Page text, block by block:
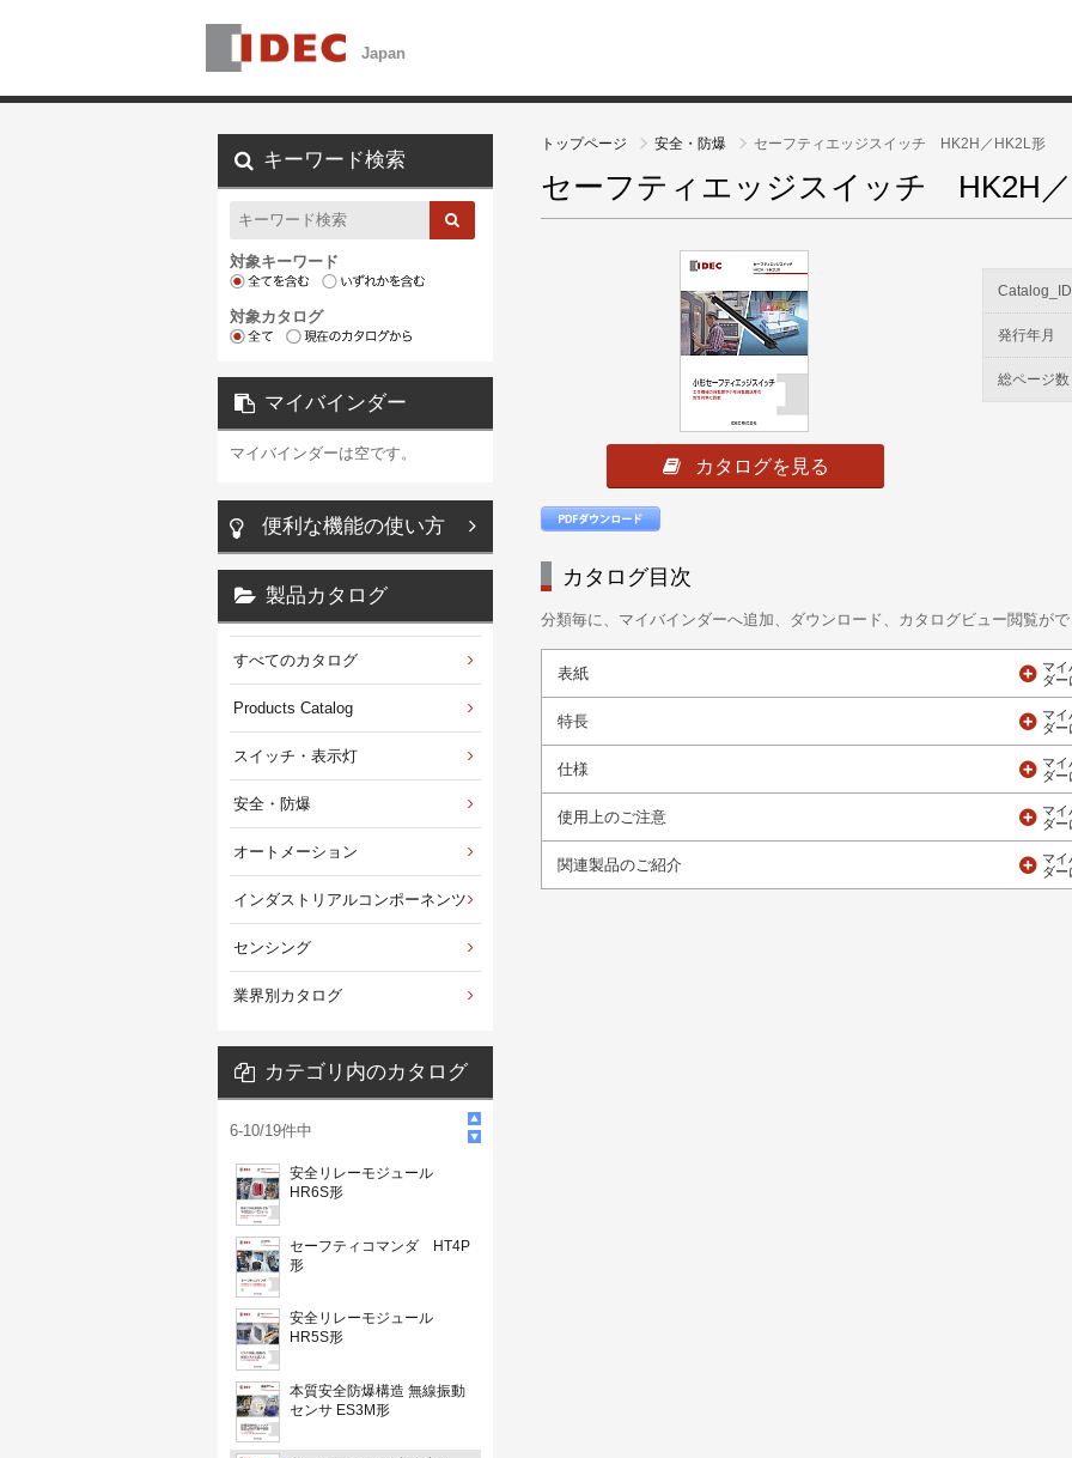
トップページ 安全・防爆 セーフティエッジスイッチ HK2H／HK2L形
セーフティエッジスイッチ HK2H
Catalog_ID
発行年月
総ページ数
カタログ目次
分類毎に、マイバインダーへ追加、ダウンロード、カタログビュー閲覧が
表紙
特長
仕様
使用上のご注意
関連製品のご紹介
キーワード検索
対象キーワード
対象カタログ
マイバインダー
マイバインダーは空です。
便利な機能の使い方
製品カタログ
すべてのカタログ
Products Catalog
スイッチ・表示灯
安全・防爆
オートメーション
インダストリアルコンポーネンツ
センシング
業界別カタログ
カテゴリ内のカタログ
6-10/19件中
安全リレーモジュール
HR6S形
セーフティコマンダ HT4P
形
安全リレーモジュール
HR5S形
本質安全防爆構造 無線振動
センサ ES3M形